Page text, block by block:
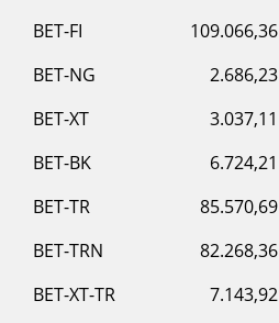
BET-FI
109.066,36
BET-NG
2.686,23
BET-XT
3.037,11
BET-BK
6.724,21
BET-TR
85.570,69
BET-TRN
82.268,36
BET-XT-TR
7.143,92